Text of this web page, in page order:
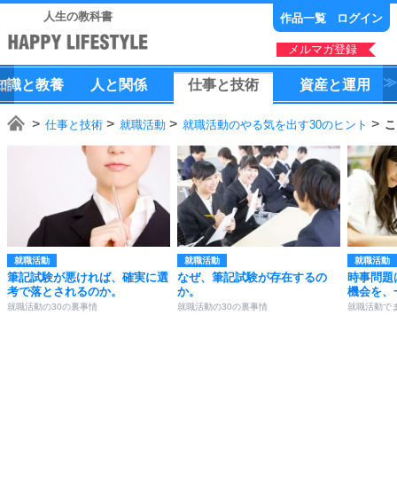
人生の教科書 作品一覧 ログイン
メルマガ登録
識と教養 人 と 関係 仕事と技術 資産と運用
仕事と技術 就職活動 就職活動のやる気を出す30のヒント
就職活動
筆記試験が悪ければ、確実に選
考で落とされるのか。
就職活動の30の裏事情
就職活動
なぜ、筆記試験が存在するの
か。
就職活動の30の裏事情
就職活動
時事問題
機会を、
就職活動で